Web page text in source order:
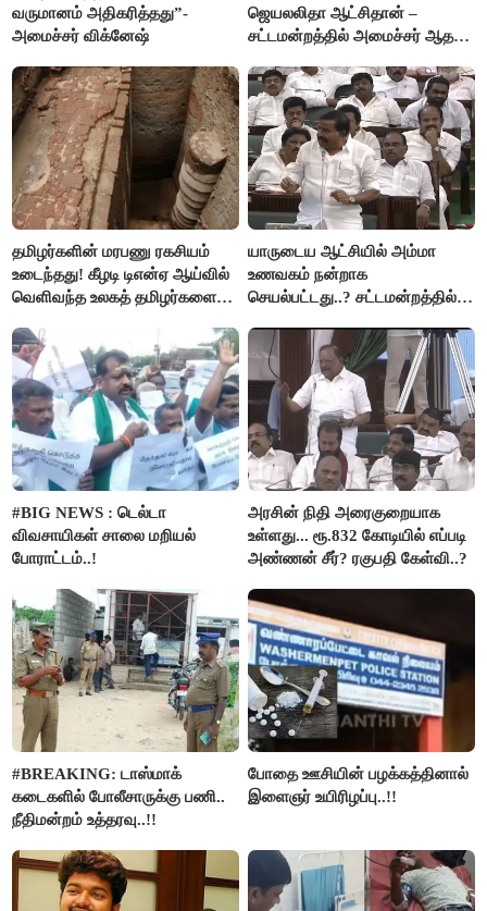
வருமானம் அதிகரித்தது”-
அமைச்சர் விக்னேஷ்
ஜெயலலிதா ஆட்சிதான் –
சட்டமன்றத்தில் அமைச்சர் ஆதவ்
தமிழர்களின் மரபணு ரகசியம்
உடைந்தது! கீழடி டிஎன்ஏ ஆய்வில்
வெளிவந்த உலகத் தமிழர்களை
யாருடைய ஆட்சியில் அம்மா
உணவகம் நன்றாக
செயல்பட்டது..? சட்டமன்றத்தில்
#BIG NEWS : டெல்டா
விவசாயிகள் சாலை மறியல்
போராட்டம்..!
அரசின் நிதி அரைகுறையாக
உள்ளது... ரூ.832 கோடியில் எப்படி
அண்ணன் சீர்? ரகுபதி கேள்வி..?
#BREAKING: டாஸ்மாக்
கடைகளில் போலீசாருக்கு பணி..
நீதிமன்றம் உத்தரவு..!!
போதை ஊசியின் பழக்கத்தினால்
இளைஞர் உயிரிழப்பு..!!